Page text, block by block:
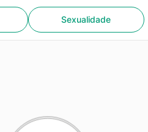
Sexualidade